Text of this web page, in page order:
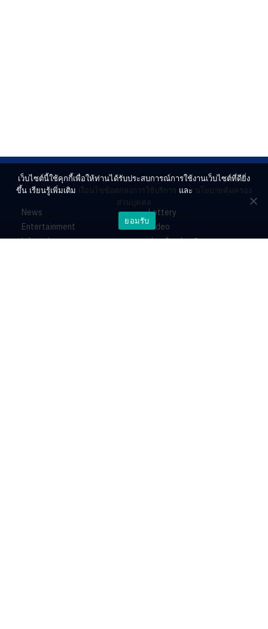
News
Entertainment
Lifestyle
Lottery
Video
ร่วมด้วยช่วยกัน
เว็บไซต์นี้ใช้คุกกี้เพื่อให้ท่านได้รับประสบการณ์การใช้งานเว็บไซต์ที่ดียิ่ง
ขึ้น เรียนรู้เพิ่มเติม เงื่อนไขข้อตกลงการใช้บริการ และ นโยบายคุ้มครอง
ส่วนบุคคล
ยอมรับ